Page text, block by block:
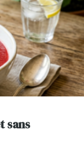
sans